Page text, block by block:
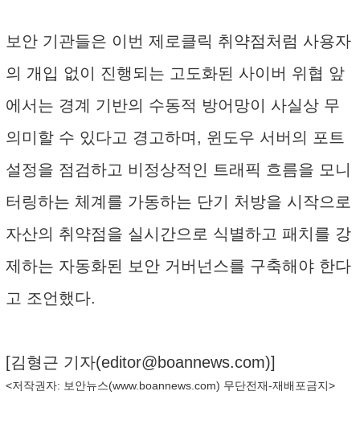
보안 기관들은 이번 제로클릭 취약점처럼 사용자
의 개입 없이 진행되는 고도화된 사이버 위협 앞
에서는 경계 기반의 수동적 방어망이 사실상 무
의미할 수 있다고 경고하며, 윈도우 서버의 포트
설정을 점검하고 비정상적인 트래픽 흐름을 모니
터링하는 체계를 가동하는 단기 처방을 시작으로
자산의 취약점을 실시간으로 식별하고 패치를 강
제하는 자동화된 보안 거버넌스를 구축해야 한다
고 조언했다.
[김형근 기자(editor@boannews.com)]
<저작권자: 보안뉴스(www.boannews.com) 무단전재-재배포금지>